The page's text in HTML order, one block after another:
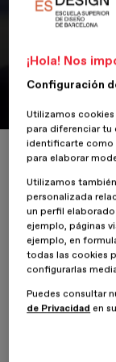
Alumno
Máster en Diseño
Inicio
28 Mayo 2020
Espacios
Durante elFES
Erik nos
¡Hola! Nos
Configuración
Utilizamos
para diferenciar tu
identificarte como
para elaborar
Utilizamos
personalizada
un perfil
ejemplo, páginas
ejemplo, en
todas las cookies
configurarlas
Puedes consultar
de Privacidad en